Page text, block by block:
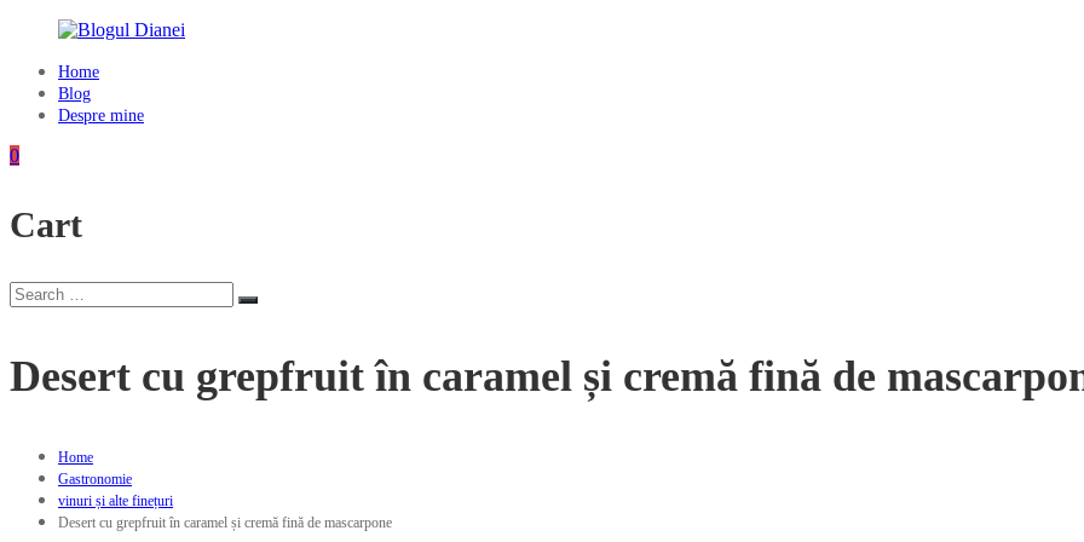
content
Blogul
Dianei
Blognotes
călătorii
și
finețuri
Home
Blog
Despre mine
0
Cart
Search
for:
Search
Desert cu grepfruit în caramel și cremă fină de
Home
Gastronomie
vinuri și alte finețuri
Desert cu grepfruit în caramel și cremă fină de mascarpone